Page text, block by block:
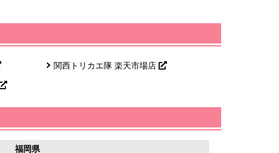
関西トリカエ隊 楽天市場店
福岡県